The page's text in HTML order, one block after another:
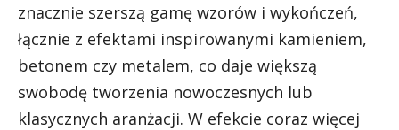
znacznie szerszą gamę wzorów i wykończeń,
łącznie z efektami inspirowanymi kamieniem,
betonem czy metalem, co daje większą
swobodę tworzenia nowoczesnych lub
klasycznych aranżacji. W efekcie coraz więcej